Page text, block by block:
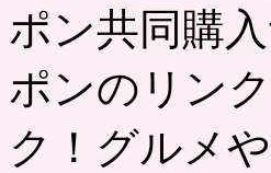
ポン共同購
ポンのリン
ク！グルメ